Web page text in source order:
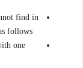
find in
follows:
one